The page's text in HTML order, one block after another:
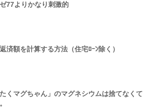
77よりかなり刺激的
済額を計算する方法（住宅ﾛｰﾝ除く）
たくマグちゃん」のマグネシウムは捨てなくて